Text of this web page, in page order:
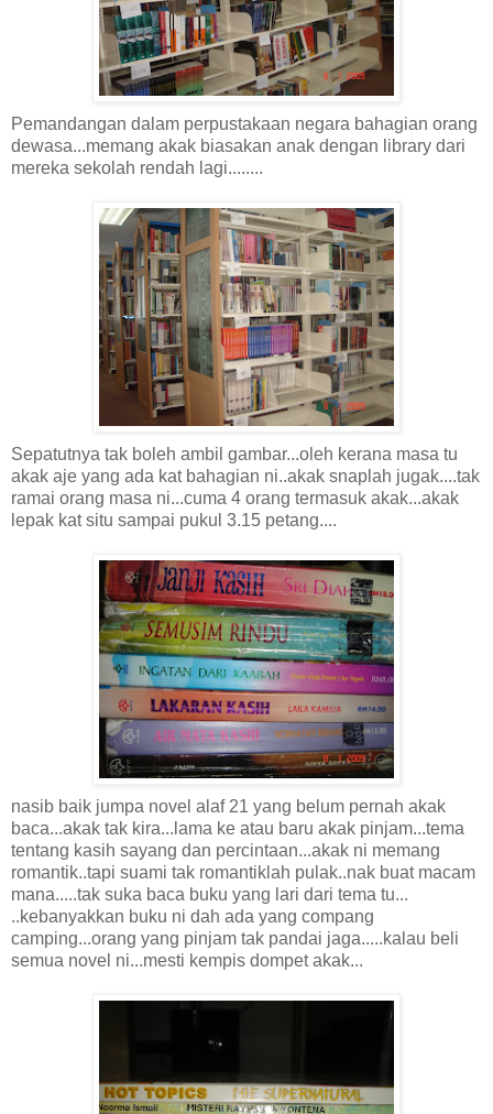
Pemandangan dalam perpustakaan negara bahagian orang
dewasa...memang akak biasakan anak dengan library dari
mereka sekolah rendah lagi........
Sepatutnya tak boleh ambil gambar...oleh kerana masa tu
akak aje yang ada kat bahagian ni..akak snaplah jugak....tak
ramai orang masa ni...cuma 4 orang termasuk akak...akak
lepak kat situ sampai pukul 3.15 petang....
nasib baik jumpa novel alaf 21 yang belum pernah akak
baca...akak tak kira...lama ke atau baru akak pinjam...tema
tentang kasih sayang dan percintaan...akak ni memang
romantik..tapi suami tak romantiklah pulak..nak buat macam
mana.....tak suka baca buku yang lari dari tema tu...
..kebanyakkan buku ni dah ada yang compang
camping...orang yang pinjam tak pandai jaga.....kalau beli
semua novel ni...mesti kempis dompet akak...